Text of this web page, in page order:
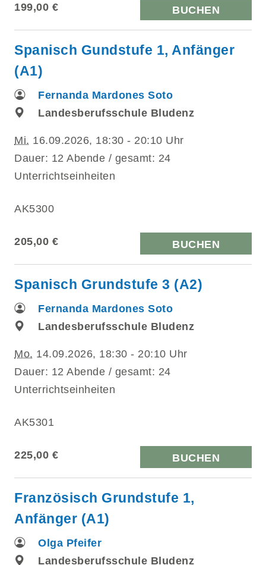
199,00 € BUCHEN
Spanisch Gundstufe 1, Anfänger
(A1)
Fernanda Mardones Soto
Landesberufsschule Bludenz
Mi. 16.09.2026, 18:30 - 20:10 Uhr
Dauer: 12 Abende / gesamt: 24
Unterrichtseinheiten
AK5300
205,00 € BUCHEN
Spanisch Grundstufe 3 (A2)
Fernanda Mardones Soto
Landesberufsschule Bludenz
Mo. 14.09.2026, 18:30 - 20:10 Uhr
Dauer: 12 Abende / gesamt: 24
Unterrichtseinheiten
AK5301
225,00 € BUCHEN
Französisch Grundstufe 1,
Anfänger (A1)
Olga Pfeifer
Landesberufsschule Bludenz